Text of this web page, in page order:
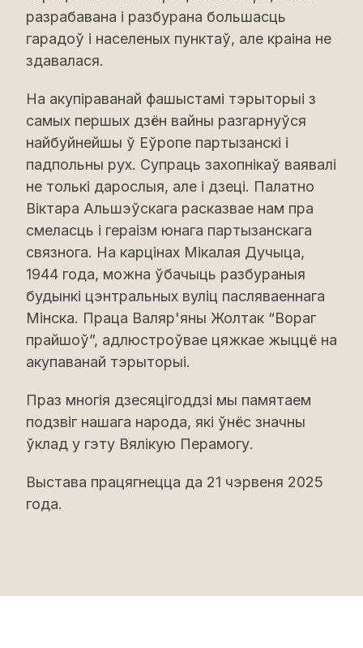
разрабавана і разбурана большасць
гарадоў і населеных пунктаў, але краіна не
здавалася.
На акупіраванай фашыстамі тэрыторыі з
самых першых дзён вайны разгарнуўся
найбуйнейшы ў Еўропе партызанскі і
падпольны рух. Супраць захопнікаў ваявалі
не толькі дарослыя, але і дзеці. Палатно
Віктара Альшэўскага расказвае нам пра
смеласць і гераізм юнага партызанскага
связнога. На карцінах Мікалая Дучыца,
1944 года, можна ўбачыць разбураныя
будынкі цэнтральных вуліц пасляваеннага
Мінска. Праца Валяр'яны Жолтак “Вораг
прайшоў”, адлюстроўвае цяжкае жыццё на
акупаванай тэрыторыі.
Праз многія дзесяцігоддзі мы памятаем
подзвіг нашага народа, які ўнёс значны
ўклад у гэту Вялікую Перамогу.
Выстава працягнецца да 21 чэрвеня 2025
года.